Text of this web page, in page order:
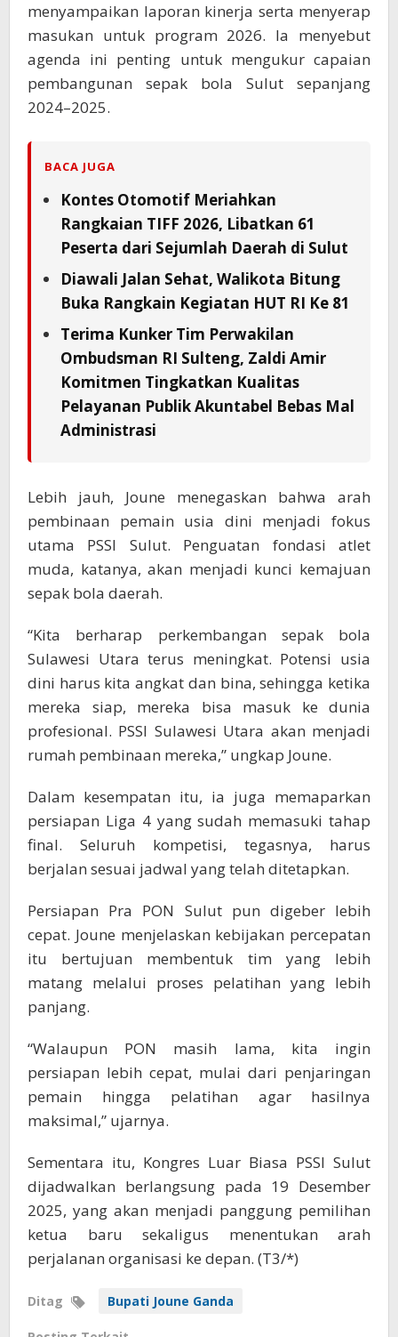
menyampaikan laporan kinerja serta menyerap
masukan untuk program 2026. Ia menyebut
agenda ini penting untuk mengukur capaian
pembangunan sepak bola Sulut sepanjang
2024–2025.
BACA JUGA
Kontes Otomotif Meriahkan
Rangkaian TIFF 2026, Libatkan 61
Peserta dari Sejumlah Daerah di Sulut
Diawali Jalan Sehat, Walikota Bitung
Buka Rangkain Kegiatan HUT RI Ke 81
Terima Kunker Tim Perwakilan
Ombudsman RI Sulteng, Zaldi Amir
Komitmen Tingkatkan Kualitas
Pelayanan Publik Akuntabel Bebas Mal
Administrasi
Lebih jauh, Joune menegaskan bahwa arah
pembinaan pemain usia dini menjadi fokus
utama PSSI Sulut. Penguatan fondasi atlet
muda, katanya, akan menjadi kunci kemajuan
sepak bola daerah.
“Kita berharap perkembangan sepak bola
Sulawesi Utara terus meningkat. Potensi usia
dini harus kita angkat dan bina, sehingga ketika
mereka siap, mereka bisa masuk ke dunia
profesional. PSSI Sulawesi Utara akan menjadi
rumah pembinaan mereka,” ungkap Joune.
Dalam kesempatan itu, ia juga memaparkan
persiapan Liga 4 yang sudah memasuki tahap
final. Seluruh kompetisi, tegasnya, harus
berjalan sesuai jadwal yang telah ditetapkan.
Persiapan Pra PON Sulut pun digeber lebih
cepat. Joune menjelaskan kebijakan percepatan
itu bertujuan membentuk tim yang lebih
matang melalui proses pelatihan yang lebih
panjang.
“Walaupun PON masih lama, kita ingin
persiapan lebih cepat, mulai dari penjaringan
pemain hingga pelatihan agar hasilnya
maksimal,” ujarnya.
Sementara itu, Kongres Luar Biasa PSSI Sulut
dijadwalkan berlangsung pada 19 Desember
2025, yang akan menjadi panggung pemilihan
ketua baru sekaligus menentukan arah
perjalanan organisasi ke depan. (T3/*)
Ditag Bupati Joune Ganda